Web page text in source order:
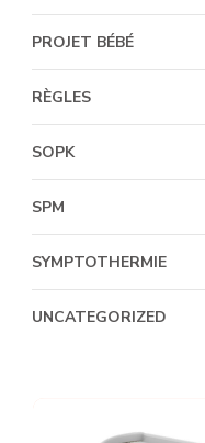
PROJET BÉBÉ
RÈGLES
SOPK
SPM
SYMPTOTHERMIE
UNCATEGORIZED